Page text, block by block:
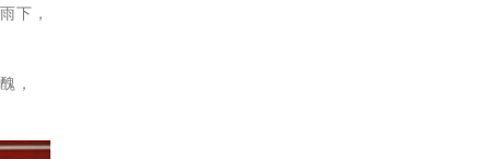
下，
，